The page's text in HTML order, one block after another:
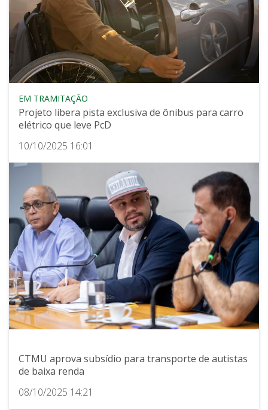
EM TRAMITAÇÃO
Projeto libera pista exclusiva de ônibus para carro
elétrico que leve PcD
10/10/2025 16:01
CTMU aprova subsídio para transporte de autistas
de baixa renda
08/10/2025 14:21